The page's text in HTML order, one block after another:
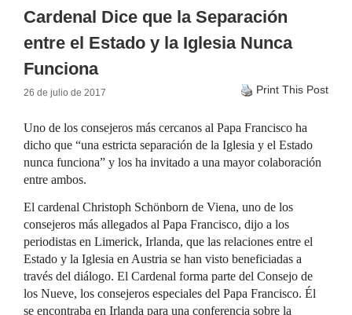
Cardenal Dice que la Separación
entre el Estado y la Iglesia Nunca
Funciona
26 de julio de 2017 Print This Post
Uno de los consejeros más cercanos al Papa Francisco ha
dicho que “una estricta separación de la Iglesia y el Estado
nunca funciona” y los ha invitado a una mayor colaboración
entre ambos.
El cardenal Christoph Schönborn de Viena, uno de los
consejeros más allegados al Papa Francisco, dijo a los
periodistas en Limerick, Irlanda, que las relaciones entre el
Estado y la Iglesia en Austria se han visto beneficiadas a
través del diálogo. El Cardenal forma parte del Consejo de
los Nueve, los consejeros especiales del Papa Francisco. Él
se encontraba en Irlanda para una conferencia sobre la